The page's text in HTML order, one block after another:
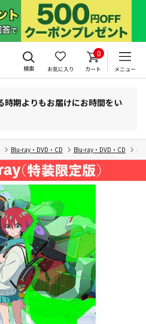
検索 お気に入り
0
カート メニュー
時期よりもお届けにお時間をい
Blu-ray・DVD・CD Blu-ray・DVD・CD 機